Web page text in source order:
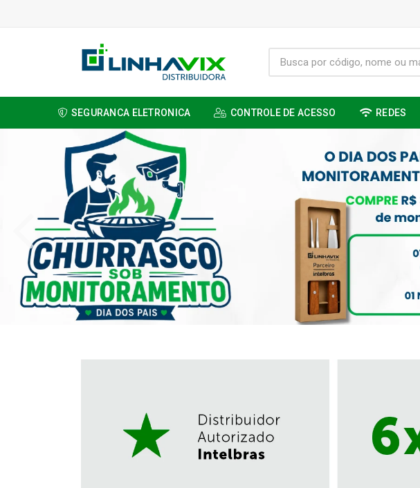
SEGURANCA ELETRONICA CONTROLE DE ACESSO REDES